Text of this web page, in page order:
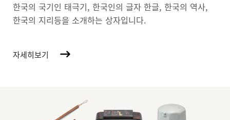
한국의 국기인 태극기, 한국인의 글자 한글, 한국의 역사,
한국의 지리등을 소개하는 상자입니다.
자세히보기